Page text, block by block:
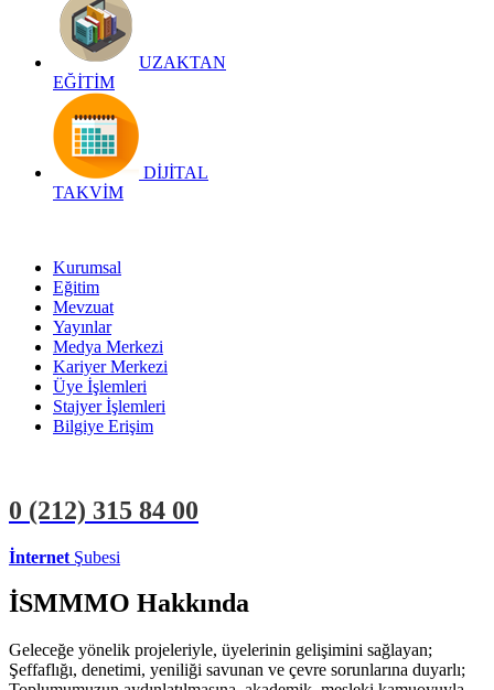
UZAKTAN
EĞİTİM
DİJİTAL
TAKVİM
Kurumsal
Eğitim
Mevzuat
Yayınlar
Medya Merkezi
Kariyer Merkezi
Üye İşlemleri
Stajyer İşlemleri
Bilgiye Erişim
0 (212) 315 84 00
İnternet Şubesi
İSMMMO Hakkında
Geleceğe yönelik projeleriyle, üyelerinin gelişimini sağlayan;
Şeffaflığı, denetimi, yeniliği savunan ve çevre sorunlarına duyarlı;